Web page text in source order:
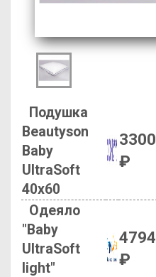
Подушка
Beautyson
Baby
UltraSoft
40х60
3300
₽
Одеяло
"Baby
UltraSoft
light"
4794
₽